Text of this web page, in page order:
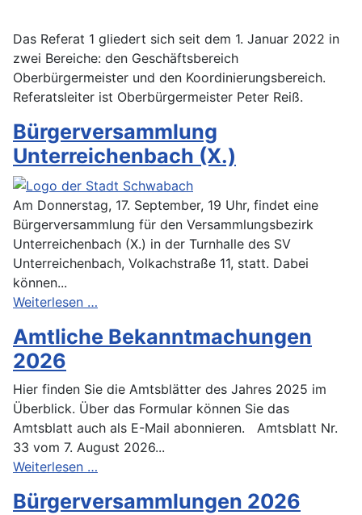
Das Referat 1 gliedert sich seit dem 1. Januar 2022 in
zwei Bereiche: den Geschäftsbereich
Oberbürgermeister und den Koordinierungsbereich.
Referatsleiter ist Oberbürgermeister Peter Reiß.
Bürgerversammlung
Unterreichenbach (X.)
Am Donnerstag, 17. September, 19 Uhr, findet eine
Bürgerversammlung für den Versammlungsbezirk
Unterreichenbach (X.) in der Turnhalle des SV
Unterreichenbach, Volkachstraße 11, statt. Dabei
können...
Weiterlesen …
Amtliche Bekanntmachungen
2026
Hier finden Sie die Amtsblätter des Jahres 2025 im
Überblick. Über das Formular können Sie das
Amtsblatt auch als E-Mail abonnieren. Amtsblatt Nr.
33 vom 7. August 2026...
Weiterlesen …
Bürgerversammlungen 2026